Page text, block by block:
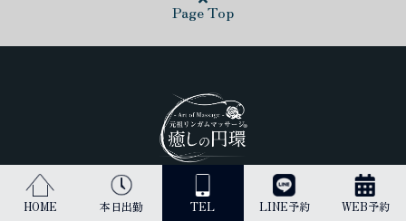
HOME 本日出勤 TEL LINE予約 WEB予約
Page Top
日本最高峰のリンガムマッサージ（男性器への丁寧なマッサージ）を